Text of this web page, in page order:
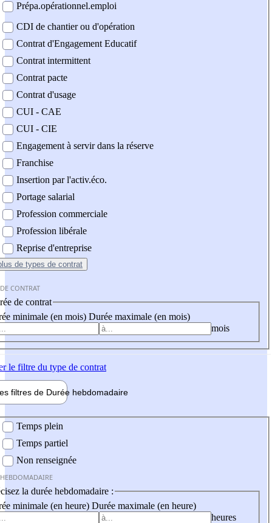
Prépa.opérationnel.emploi
CDI de chantier ou d'opération
Contrat d'Engagement Educatif
Contrat intermittent
Contrat pacte
Contrat d'usage
CUI - CAE
CUI - CIE
Engagement à servir dans la réserve
Franchise
Insertion par l'activ.éco.
Portage salarial
Profession commerciale
Profession libérale
Reprise d'entreprise
de types de contrat
CONTRAT
de contrat
minimale (en mois) Durée maximale (en mois)
mois
le filtre du type de contrat
filtres de Durée hebdomadaire
Temps plein
Temps partiel
Non renseignée
la durée hebdomadaire :
minimale (en heure) Durée maximale (en heure)
heures